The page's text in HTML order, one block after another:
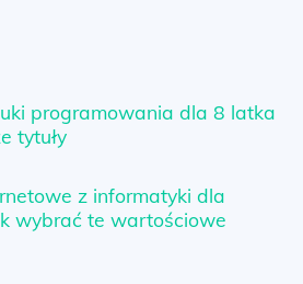
programowania dla 8 latka
tytuły
z informatyki dla
wybrać te wartościowe